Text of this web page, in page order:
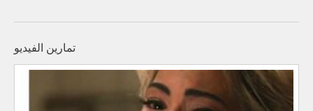
تمارين الفيديو